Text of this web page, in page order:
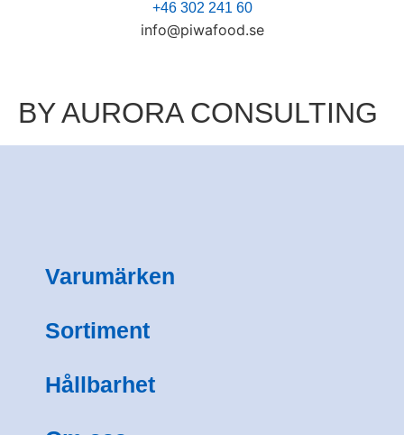
+46 302 241 60
info@piwafood.se
BY AURORA CONSULTING
Varumärken
Sortiment
Hållbarhet